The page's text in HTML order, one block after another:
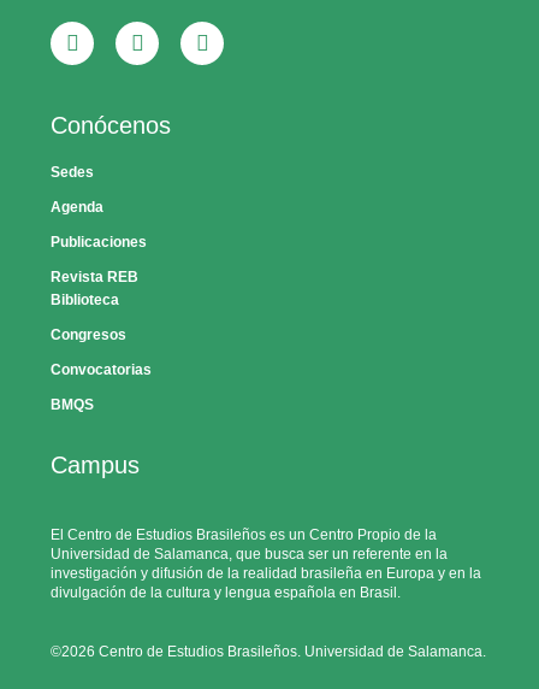
Conócenos
Sedes
Agenda
Publicaciones
Revista REB
Biblioteca
Congresos
Convocatorias
BMQS
Campus
El Centro de Estudios Brasileños es un Centro Propio de la
Universidad de Salamanca, que busca ser un referente en la
investigación y difusión de la realidad brasileña en Europa y en la
divulgación de la cultura y lengua española en Brasil.
©2026 Centro de Estudios Brasileños. Universidad de Salamanca.